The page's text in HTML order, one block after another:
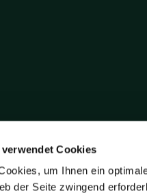
Cookies
um Ihnen ein
der Seite zwingend